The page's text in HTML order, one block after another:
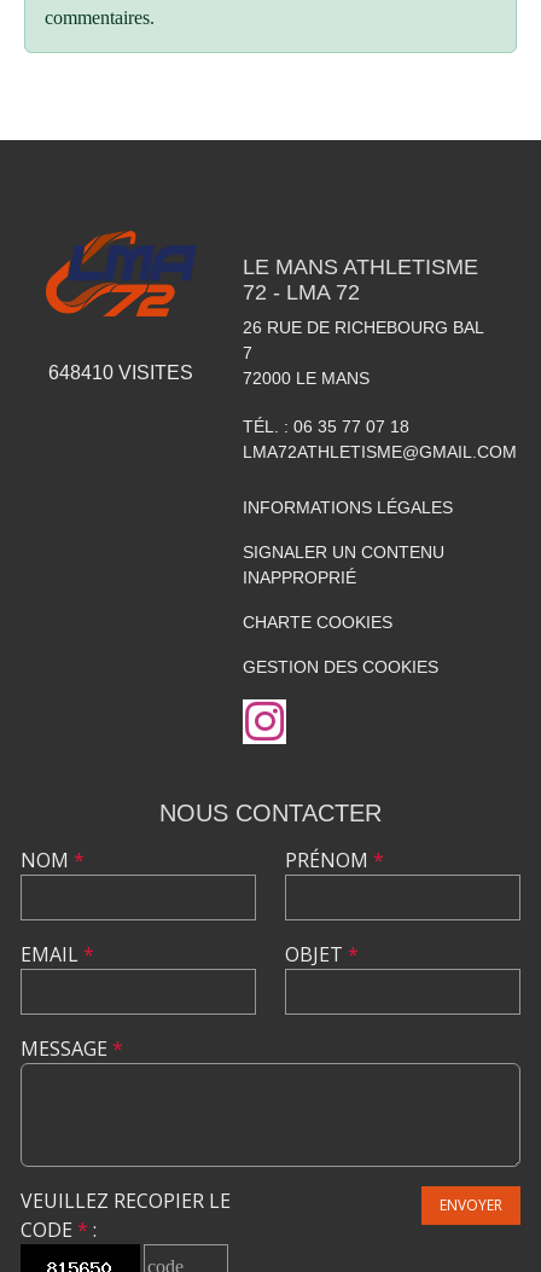
commentaires.
648410 VISITES
LE MANS ATHLETISME
72 - LMA 72
26 RUE DE RICHEBOURG BAL
7
72000 LE MANS
TÉL. : 06 35 77 07 18
LMA72ATHLETISME@GMAIL.COM
INFORMATIONS LÉGALES
SIGNALER UN CONTENU
INAPPROPRIÉ
CHARTE COOKIES
GESTION DES COOKIES
NOUS CONTACTER
NOM *
EMAIL*
PRÉNOM *
OBJET *
MESSAGE *
VEUILLEZ RECOPIER LE
CODE * :
ENVOYER